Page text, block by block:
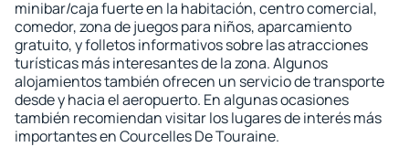
minibar/caja fuerte en la habitación, centro comercial,
comedor, zona de juegos para niños, aparcamiento
gratuito, y folletos informativos sobre las atracciones
turísticas más interesantes de la zona. Algunos
alojamientos también ofrecen un servicio de transporte
desde y hacia el aeropuerto. En algunas ocasiones
también recomiendan visitar los lugares de interés más
importantes en Courcelles De Touraine.